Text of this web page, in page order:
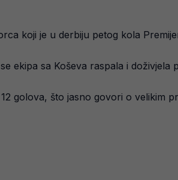
koji je u derbiju petog kola
ekipa sa Koševa raspala i doživjela
golova, što jasno govori o velikim